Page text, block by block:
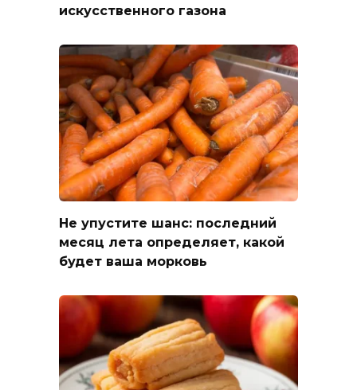
искусственного газона
Не упустите шанс: последний
месяц лета определяет, какой
будет ваша морковь